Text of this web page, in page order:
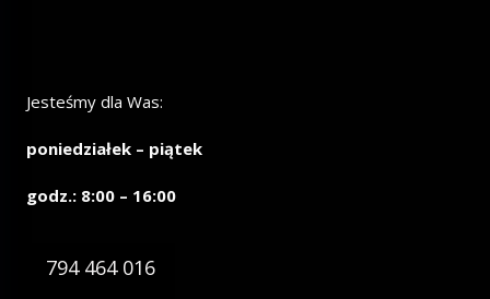
Jesteśmy dla Was:
poniedziałek – piątek
godz.: 8:00 – 16:00
794 464 016